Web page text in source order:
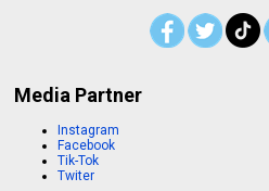
Media Partner
Instagram
Facebook
Tik-Tok
Twiter